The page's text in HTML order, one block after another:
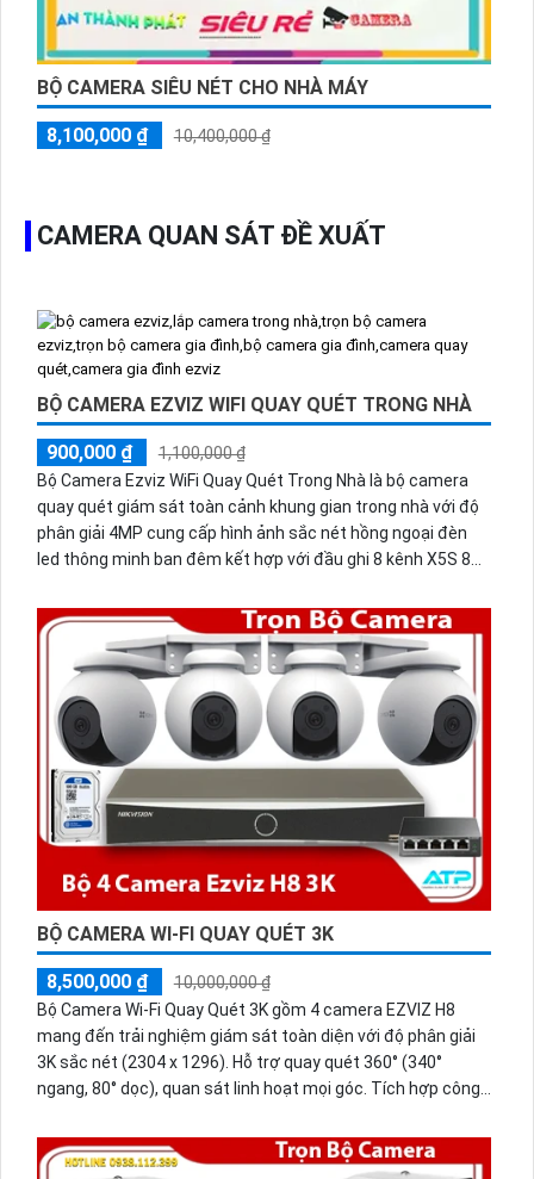
các góc nhìn khác nhau. Cùng với tính năng kết nối wifi,
người dùng dễ dàng theo dõi hình ảnh từ xa và điều khiển
camera thông qua ứng dụng di động.
Với đầy đủ các tính năng và ưu điểm nổi bật, bộ Trọn Gói
Camera Giá Rẻ 4K Hikvision là lựa chọn hàng đầu cho việc
BỘ CAMERA SIÊU NÉT CHO NHÀ MÁY
8,100,000 ₫ 10,400,000 ₫
CAMERA QUAN SÁT ĐỀ XUẤT
BỘ CAMERA EZVIZ WIFI QUAY QUÉT TRONG NHÀ
900,000 ₫
1,100,000 ₫
Bộ Camera Ezviz WiFi Quay Quét Trong Nhà là bộ camera
quay quét giám sát toàn cảnh khung gian trong nhà với độ
phân giải 4MP cung cấp hình ảnh sắc nét hồng ngoại đèn
led thông minh ban đêm kết hợp với đầu ghi 8 kênh X5S 8W
BỘ CAMERA WI-FI QUAY QUÉT 3K
8,500,000 ₫
10,000,000 ₫
Bộ Camera Wi-Fi Quay Quét 3K gồm 4 camera EZVIZ H8
mang đến trải nghiệm giám sát toàn diện với độ phân giải
3K sắc nét (2304 x 1296). Hỗ trợ quay quét 360° (340°
ngang, 80° dọc), quan sát linh hoạt mọi góc. Tích hợp công
thiện chất lượng video rõ ràng, giảm nhiễu hiệu quả,hồng
ngoại lên đến 30m.